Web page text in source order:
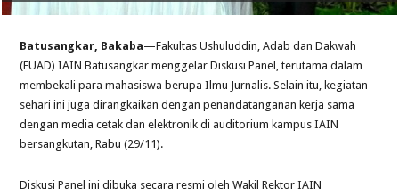
Batusangkar, Bakaba—Fakultas Ushuluddin, Adab dan Dakwah
(FUAD) IAIN Batusangkar menggelar Diskusi Panel, terutama dalam
membekali para mahasiswa berupa Ilmu Jurnalis. Selain itu, kegiatan
sehari ini juga dirangkaikan dengan penandatanganan kerja sama
dengan media cetak dan elektronik di auditorium kampus IAIN
bersangkutan, Rabu (29/11).
Diskusi Panel ini dibuka secara resmi oleh Wakil Rektor IAIN